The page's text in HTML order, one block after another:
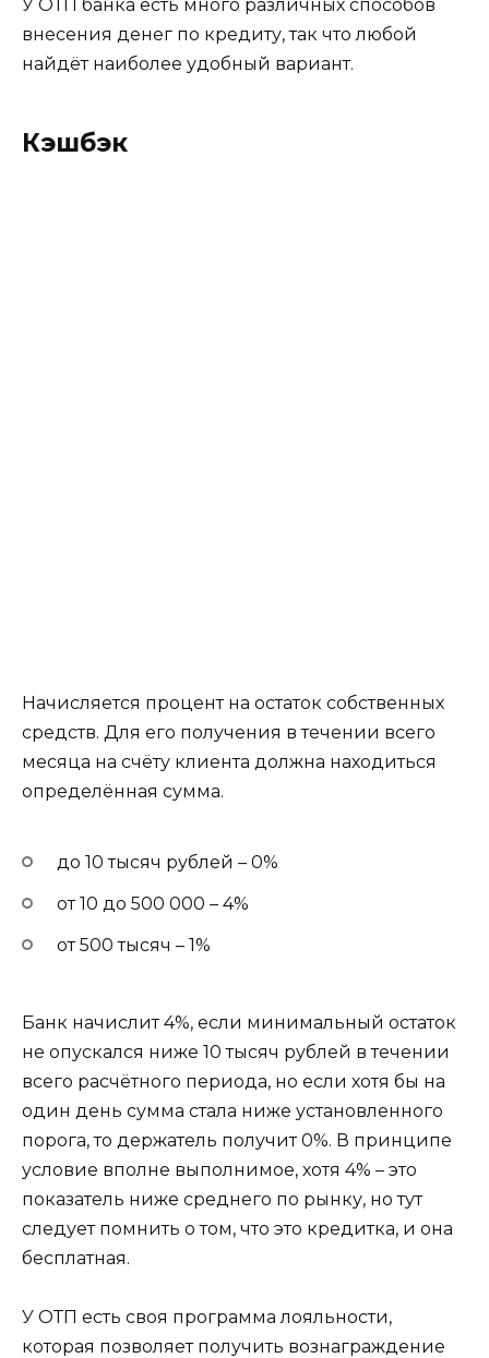
У ОТП банка есть много различных способов
внесения денег по кредиту, так что любой
найдёт наиболее удобный вариант.
Кэшбэк
Начисляется процент на остаток собственных
средств. Для его получения в течении всего
месяца на счёту клиента должна находиться
определённая сумма.
до 10 тысяч рублей – 0%
от 10 до 500 000 – 4%
от 500 тысяч – 1%
Банк начислит 4%, если минимальный остаток
не опускался ниже 10 тысяч рублей в течении
всего расчётного периода, но если хотя бы на
один день сумма стала ниже установленного
порога, то держатель получит 0%. В принципе
условие вполне выполнимое, хотя 4% – это
показатель ниже среднего по рынку, но тут
следует помнить о том, что это кредитка, и она
бесплатная.
У ОТП есть своя программа лояльности,
которая позволяет получить вознаграждение